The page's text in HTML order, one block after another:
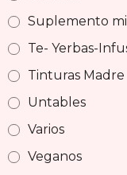
Suplemento
Te- Yerbas-
Tinturas Madre
Untables
Varios
Veganos